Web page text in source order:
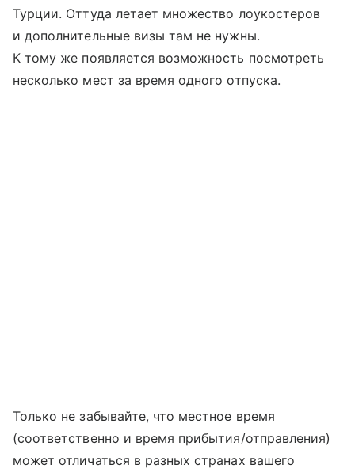
Турции. Оттуда летает множество лоукостеров
и дополнительные визы там не нужны.
К тому же появляется возможность посмотреть
несколько мест за время одного отпуска.
Только не забывайте, что местное время
(соответственно и время прибытия/отправления)
может отличаться в разных странах вашего